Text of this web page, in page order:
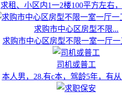
求租、小区内1一2楼100平方左右
求购市中心区房型不限...
求购市中心区房型不限一室一厅一
司机或普工
本人男，28.有c本，驾龄5年，有